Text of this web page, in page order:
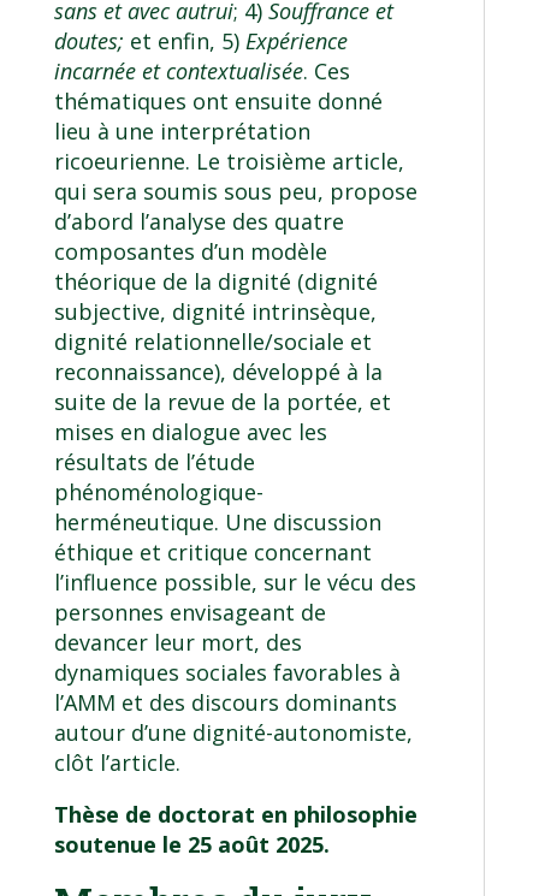
sans et avec autrui; 4) Souffrance et
doutes; et enfin, 5) Expérience
incarnée et contextualisée. Ces
thématiques ont ensuite donné
lieu à une interprétation
ricoeurienne. Le troisième article,
qui sera soumis sous peu, propose
d’abord l’analyse des quatre
composantes d’un modèle
théorique de la dignité (dignité
subjective, dignité intrinsèque,
dignité relationnelle/sociale et
reconnaissance), développé à la
suite de la revue de la portée, et
mises en dialogue avec les
résultats de l’étude
phénoménologique-
herméneutique. Une discussion
éthique et critique concernant
l’influence possible, sur le vécu des
personnes envisageant de
devancer leur mort, des
dynamiques sociales favorables à
l’AMM et des discours dominants
autour d’une dignité-autonomiste,
clôt l’article.
Thèse de doctorat en philosophie
soutenue le 25 août 2025.